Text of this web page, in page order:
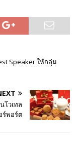
Speaker ให้กลุ่ม
โวเทล
ร์พอร์ต